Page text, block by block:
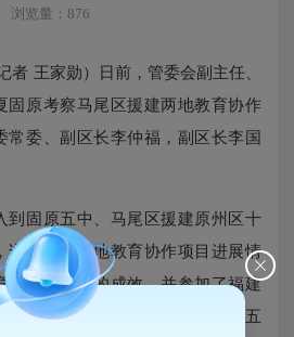
浏览量：876
王家勋）日前，管委会副主任、
固原考察马尾区援建两地教育协作
常委、副区长李仲福，副区长李国
固原五中、马尾区援建原州区十
详细了解两地教育协作项目进展情
协作所取得的成效，并参加了福建
五中教工之家揭牌仪式。在固原五